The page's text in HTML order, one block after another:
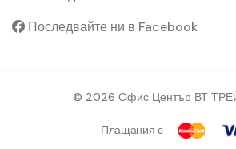
Последвайте ни в Facebook
© 2026 Офис Център ВТ
Плащания с